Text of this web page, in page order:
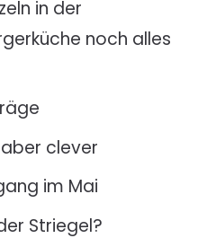
in der
noch alles
aber clever
im Mai
Striegel?